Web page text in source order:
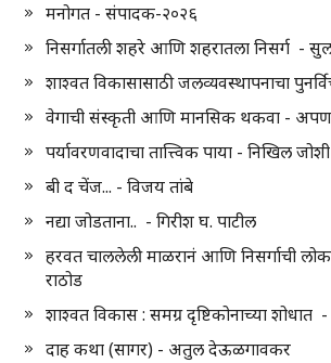
मनोगत - संपादक-२०२६
निसर्गातली शहरे आणि शहरातला निसर्ग -
शाश्वत विकासासाठी जलव्यवस्थापनाचा
वेगाची संस्कृती आणि मानसिक थकवा - अपर्णा
पर्यावरणवादाचा तात्त्विक पाया - निखिल जोशी
बी द चेंज... - विजय तांबे
नद्या जोडताना.. - गिरीश घ. पाटील
हरवत चाललेली माळरानं आणि निसर्गाची
राठोड
शाश्वत विकास : समग्र दृष्टिकोनाच्या शोधात
दाह कथा (सागर) - अतुल देऊळगावकर